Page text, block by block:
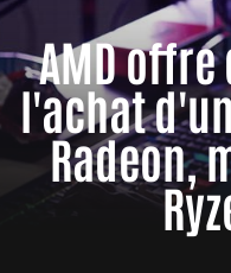
AMD
l'achat
Radeon,